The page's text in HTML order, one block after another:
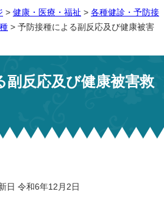
> 健康・医療・福祉 > 各種健診・予防接
> 予防接種による副反応及び健康被害
副反応及び健康被害救
令和6年12月2日